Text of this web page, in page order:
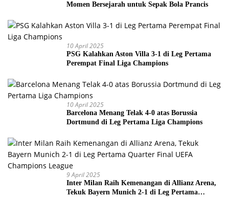
Momen Bersejarah untuk Sepak Bola Prancis
10 April 2025
PSG Kalahkan Aston Villa 3-1 di Leg Pertama
Perempat Final Liga Champions
10 April 2025
Barcelona Menang Telak 4-0 atas Borussia
Dortmund di Leg Pertama Liga Champions
9 April 2025
Inter Milan Raih Kemenangan di Allianz Arena,
Tekuk Bayern Munich 2-1 di Leg Pertama